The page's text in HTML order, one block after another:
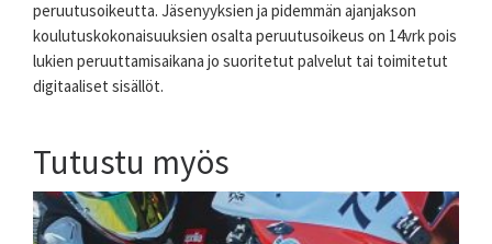
peruutusoikeutta. Jäsenyyksien ja pidemmän ajanjakson
koulutuskokonaisuuksien osalta peruutusoikeus on 14vrk pois
lukien peruuttamisaikana jo suoritetut palvelut tai toimitetut
digitaaliset sisällöt.
Tutustu myös